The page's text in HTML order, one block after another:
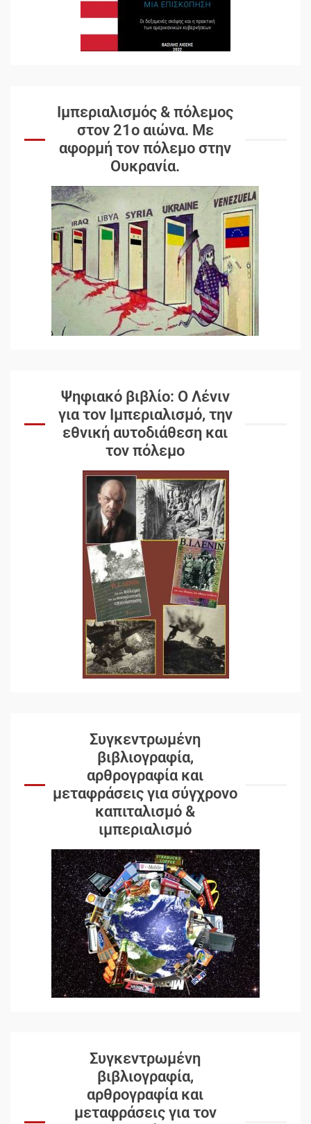
Ιμπεριαλισμός & πόλεμος
στον 21ο αιώνα. Mε
αφορμή τον πόλεμο στην
Ουκρανία.
Ψηφιακό βιβλίο: Ο Λένιν
για τον Ιμπεριαλισμό, την
εθνική αυτοδιάθεση και
τον πόλεμο
Συγκεντρωμένη
βιβλιογραφία,
αρθρογραφία και
μεταφράσεις για σύγχρονο
καπιταλισμό &
ιμπεριαλισμό
Συγκεντρωμένη
βιβλιογραφία,
αρθρογραφία και
μεταφράσεις για τον